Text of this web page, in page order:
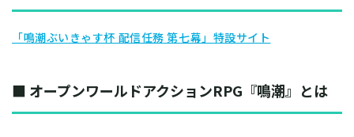
「鳴潮ぶいきゃす杯 配信任務 第七幕」特設サイト
■ オープンワールドアクションRPG『鳴潮』とは